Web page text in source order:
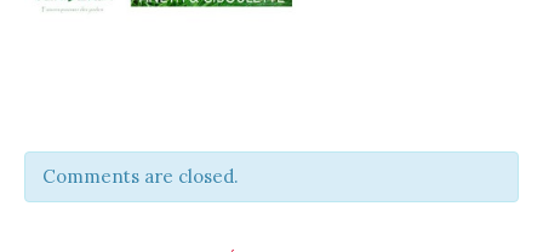
Comments are closed.